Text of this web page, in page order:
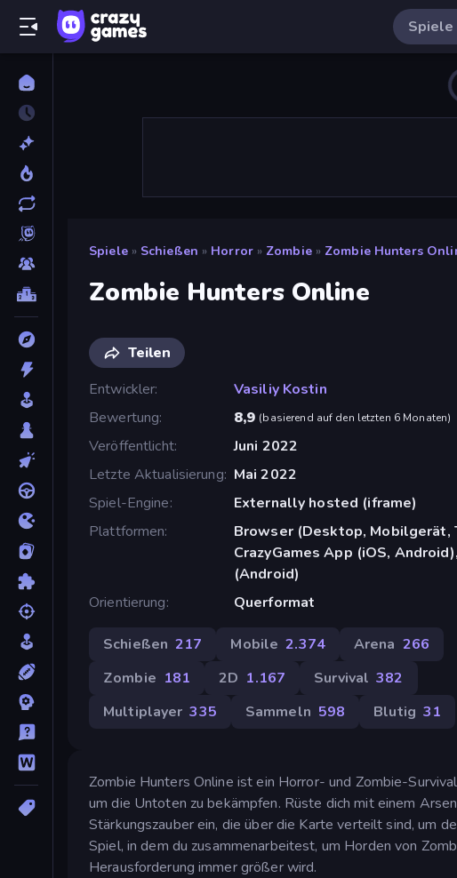
Spiele » Schießen » Horror » Zombie » Zombie Hunters
Zombie Hunters Online
Teilen
Entwickler
Vasiliy Kostin
Bewertung
8,9 (basierend auf den letzten 6 Monaten)
Veröffentlicht
Juni 2022
Letzte Aktualisierung Mai 2022
Spiel-Engine
Externally hosted (iframe)
Plattformen
Browser (Desktop, Mobilgerät,
CrazyGames App (iOS,
(Android)
Orientierung
Querformat
Schießen 217 Mobile 2.374 Arena 266
Zombie 181 2D 1.167 Survival 382
Multiplayer 335 Sammeln 598 Blutig 31
Zombie Hunters Online ist ein Horror- und Zombie-
um die Untoten zu bekämpfen. Rüste dich mit einem
Stärkungszauber ein, die über die Karte verteilt sind, um
Spiel, in dem du zusammenarbeitest, um Horden von
Herausforderung immer größer wird.